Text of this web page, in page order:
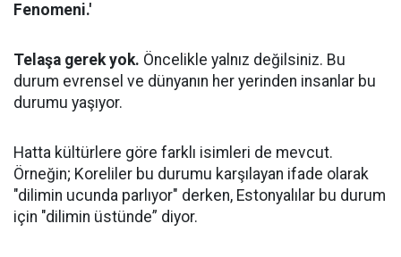
Fenomeni.'
Telaşa gerek yok. Öncelikle yalnız değilsiniz. Bu
durum evrensel ve dünyanın her yerinden insanlar bu
durumu yaşıyor.
Hatta kültürlere göre farklı isimleri de mevcut.
Örneğin; Koreliler bu durumu karşılayan ifade olarak
"dilimin ucunda parlıyor" derken, Estonyalılar bu durum
için "dilimin üstünde” diyor.